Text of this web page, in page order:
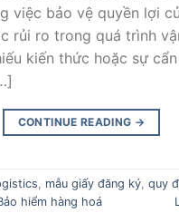
việc bảo vệ quyền lợi
rủi ro trong quá trình
kiến thức hoặc sự
CONTINUE READING →
, mẫu giấy đăng ký, quy
hiểm hàng hoá